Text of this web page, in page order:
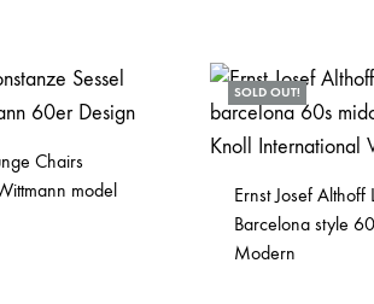
Chairs
model
SOLD OUT!
Ernst Josef Althoff
Barcelona style
Modern